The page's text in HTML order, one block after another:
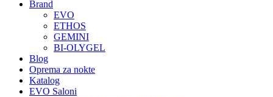
Brand
EVO
ETHOS
GEMINI
BI-OLYGEL
Blog
Oprema za nokte
Katalog
EVO Saloni